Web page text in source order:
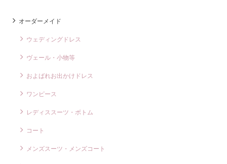
オーダーメイド
ウェディングドレス
ヴェール・小物等
およばれお出かけドレス
ワンピース
レディススーツ・ボトム
コート
メンズスーツ・メンズコート